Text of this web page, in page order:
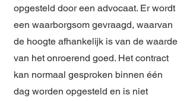
opgesteld door een advocaat. Er wordt
een waarborgsom gevraagd, waarvan
de hoogte afhankelijk is van de waarde
van het onroerend goed. Het contract
kan normaal gesproken binnen één
dag worden opgesteld en is niet